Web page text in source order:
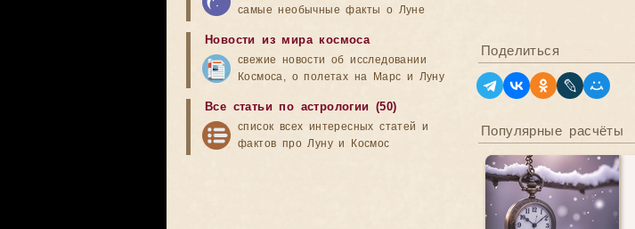
Поделиться
Популярные расчёты
самые необычные факты о Луне
Новости из мира космоса
свежие новости об исследовании
Космоса, о полетах на Марс и Луну
Все статьи по астрологии (50)
список всех интересных статей и
фактов про Луну и Космос